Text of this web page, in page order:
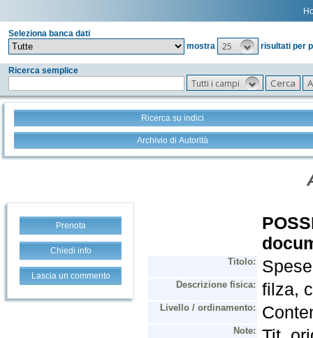
Seleziona banca dati
mostra
25 risultati per
Ricerca semplice
Tutti i campi
Ricerca su indici
Archivio di Autorità
Prenota
Chiedi info
Lascia un commento